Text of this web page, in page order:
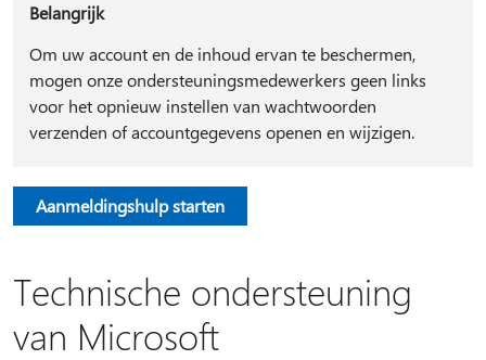
Belangrijk
Om uw account en de inhoud ervan te beschermen,
mogen onze ondersteuningsmedewerkers geen links
voor het opnieuw instellen van wachtwoorden
verzenden of accountgegevens openen en wijzigen.
Aanmeldingshulp starten
Technische ondersteuning
van Microsoft